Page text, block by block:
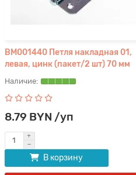
BM001440 Петля накладная 01,
левая, цинк (пакет/2 шт) 70 мм
8.79 BYN /уп
В корзину